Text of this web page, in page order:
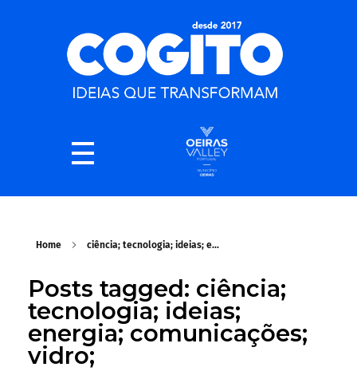
Home ciência; tecnologia; ideias; e...
Posts tagged: ciência;
tecnologia; ideias;
energia; comunicações;
vidro;